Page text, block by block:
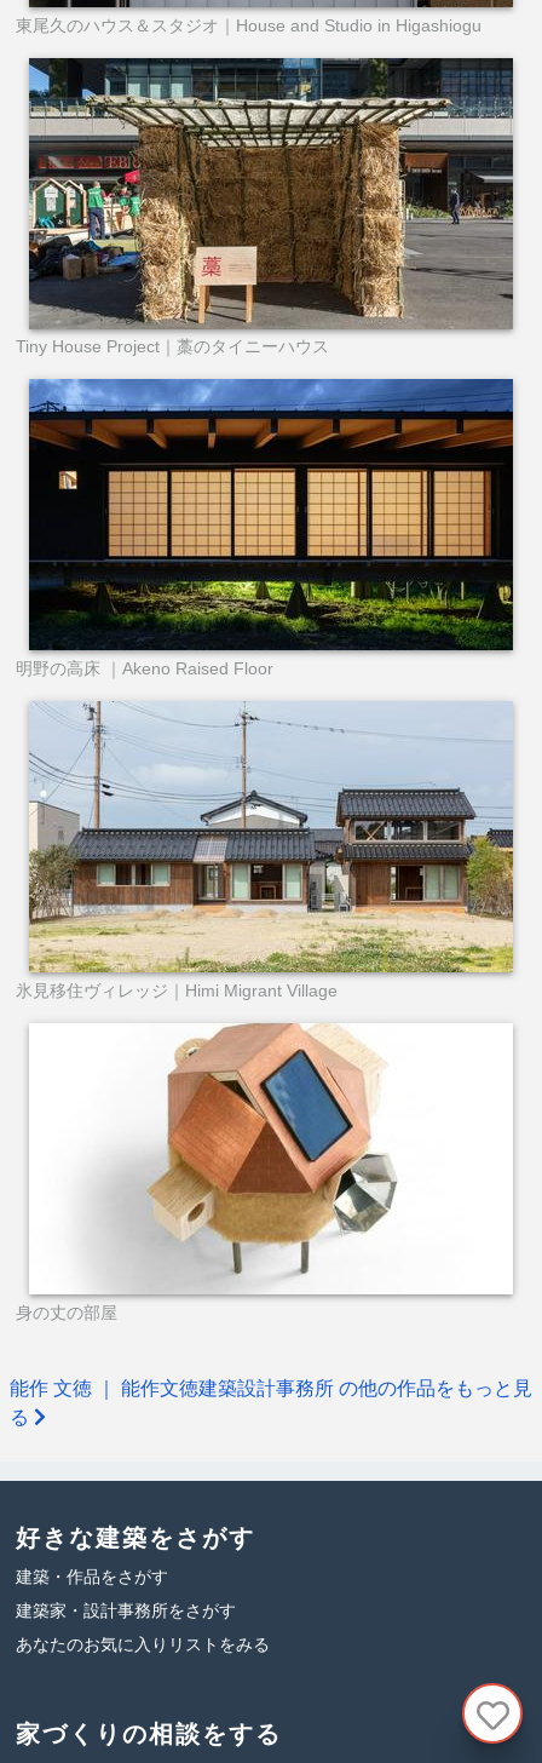
東尾久のハウス＆スタジオ｜House and Studio in Higashiogu
Tiny House Project｜藁のタイニーハウス
明野の高床 ｜Akeno Raised Floor
氷見移住ヴィレッジ｜Himi Migrant Village
身の丈の部屋
能作 文徳 ｜ 能作文徳建築設計事務所 の他の作品をもっと見
る
好きな建築をさがす
建築・作品をさがす
建築家・設計事務所をさがす
あなたのお気に入りリストをみる
家づくりの相談をする